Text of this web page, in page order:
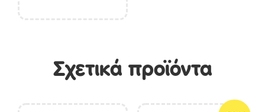
Σχετικά προϊόντα